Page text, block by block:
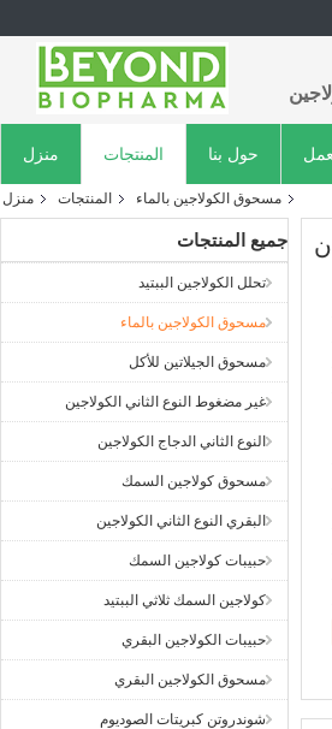
منزل المنتجات حول بنا
منزل المنتجات مسحوق الكولاجين بالماء
جميع المنتجات
تحلل الكولاجين الببتيد
مسحوق الكولاجين بالماء
مسحوق الجيلاتين للأكل
غير مضغوط النوع الثاني الكولاجين
النوع الثاني الدجاج الكولاجين
مسحوق كولاجين السمك
البقري النوع الثاني الكولاجين
حبيبات كولاجين السمك
كولاجين السمك ثلاثي الببتيد
حبيبات الكولاجين البقري
مسحوق الكولاجين البقري
شوندروتن كبريتات الصوديوم